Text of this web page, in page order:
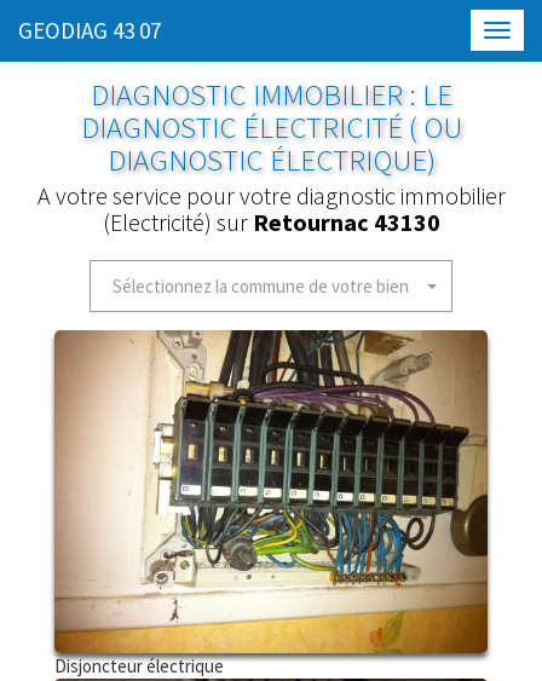
GEODIAG 43 07
DIAGNOSTIC IMMOBILIER : LE
DIAGNOSTIC ÉLECTRICITÉ ( OU
DIAGNOSTIC ÉLECTRIQUE)
A votre service pour votre diagnostic immobilier
(Electricité) sur Retournac 43130
Sélectionnez la commune de votre bien
Disjoncteur électrique